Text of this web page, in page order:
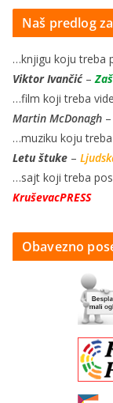
Naš predlog
…knjigu koju treba
Viktor Ivančić–
…film koji treba
Martin McDonagh –
…muziku koju
Letu štuke –
…sajt koji treba
KruševacPRESS
Obavezno